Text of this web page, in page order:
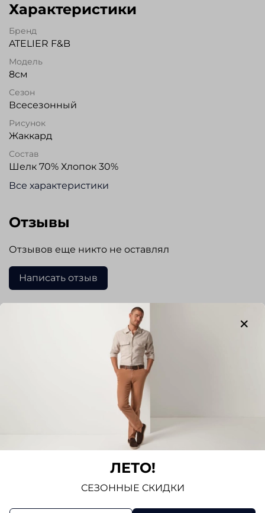
Характеристики
Бренд
ATELIER F&B
Модель
8см
Сезон
Всесезонный
Рисунок
Жаккард
Состав
Шелк 70% Хлопок 30%
Все характеристики
Отзывы
Отзывов еще никто не оставлял
Написать отзыв
ЛЕТО!
СЕЗОННЫЕ СКИДКИ